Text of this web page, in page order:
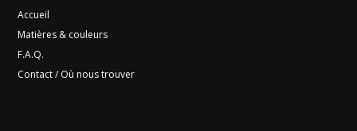
Accueil
Matières & couleurs
F.A.Q.
Contact / Où nous trouver